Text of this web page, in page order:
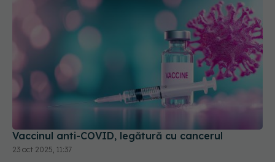
Vaccinul anti-COVID, legătură cu cancerul
23 oct 2025, 11:37